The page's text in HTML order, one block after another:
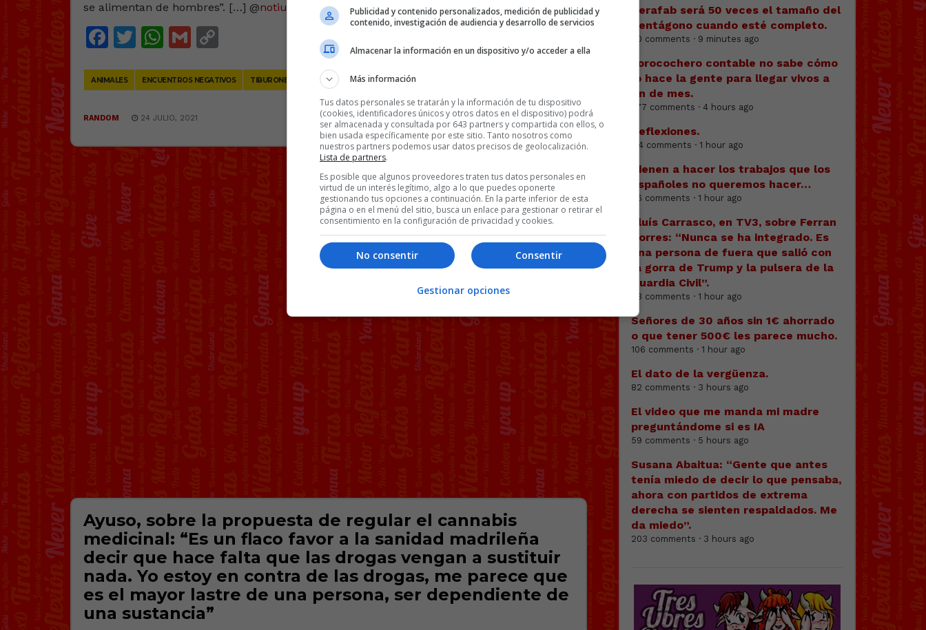
se alimentan de hombres”. […] @notiulti
Facebook
Twitter
WhatsApp
Gmail
ANIMALES ENCUENTROS NEGATIVOS TIBURONES
RANDOM 24 JULIO, 2021
Ayuso, sobre la propuesta de regular el cannabis
medicinal: “Es un flaco favor a la sanidad madrileña
decir que hace falta que las drogas vengan a sustituir
nada. Yo estoy en contra de las drogas, me parece que
es el mayor lastre de una persona, ser dependiente de
una sustancia”
Terafab será 50 veces el tamaño del
Pentágono cuando esté completo.
90 comments · 9 minutes ago
Forocochero contable no sabe cómo
lo hace la gente para llegar vivos a
fin de mes.
377 comments · 4 hours ago
Reflexiones.
114 comments · 1 hour ago
Vienen a hacer los trabajos que los
españoles no queremos hacer…
66 comments · 1 hour ago
Lluís Carrasco, en TV3, sobre Ferran
Torres: “Nunca se ha integrado. Es
una persona de fuera que salió con
la gorra de Trump y la pulsera de la
Guardia Civil”.
83 comments · 1 hour ago
Señores de 30 años sin 1€ ahorrado
o que tener 500€ les parece mucho.
106 comments · 1 hour ago
El dato de la vergüenza.
82 comments · 3 hours ago
El video que me manda mi madre
preguntándome si es IA
59 comments · 5 hours ago
Susana Abaitua: “Gente que antes
tenía miedo de decir lo que pensaba,
ahora con partidos de extrema
derecha se sienten respaldados. Me
da miedo”.
203 comments · 3 hours ago
Publicidad y contenido personalizados, medición de publicidad y
contenido, investigación de audiencia y desarrollo de servicios
Almacenar la información en un dispositivo y/o acceder a ella
Más información
Tus datos personales se tratarán y la información de tu dispositivo
(cookies, identificadores únicos y otros datos en el dispositivo) podrá
ser almacenada y consultada por 643 partners y compartida con ellos, o
bien usada específicamente por este sitio. Tanto nosotros como
nuestros partners podemos usar datos precisos de geolocalización.
Lista de partners.
Es posible que algunos proveedores traten tus datos personales en
virtud de un interés legítimo, algo a lo que puedes oponerte
gestionando tus opciones a continuación. En la parte inferior de esta
página o en el menú del sitio, busca un enlace para gestionar o retirar el
consentimiento en la configuración de privacidad y cookies.
Consentir
No consentir
Gestionar opciones